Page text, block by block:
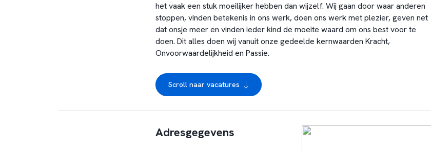
het vaak een stuk moeilijker hebben dan wijzelf. Wij gaan door waar anderen
stoppen, vinden betekenis in ons werk, doen ons werk met plezier, geven net
dat onsje meer en vinden ieder kind de moeite waard om ons best voor te
doen. Dit alles doen wij vanuit onze gedeelde kernwaarden Kracht,
Onvoorwaardelijkheid en Passie.
Scroll naar vacatures
Adresgegevens